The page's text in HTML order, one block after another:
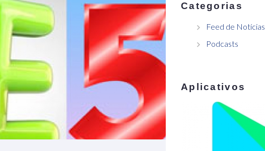
Categorias
Feed de Notícias
Podcasts
Aplicativos